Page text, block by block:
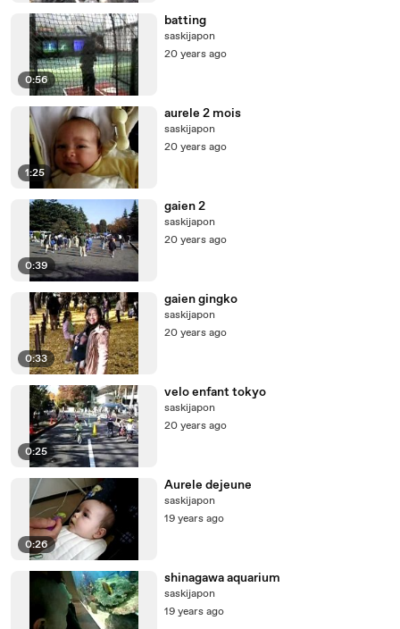
0:56
batting
saskijapon
20 years ago
1:25
aurele 2 mois
saskijapon
20 years ago
0:39
gaien 2
saskijapon
20 years ago
0:33
gaien gingko
saskijapon
20 years ago
0:25
velo enfant tokyo
saskijapon
20 years ago
0:26
Aurele dejeune
saskijapon
19 years ago
shinagawa aquarium
saskijapon
19 years ago